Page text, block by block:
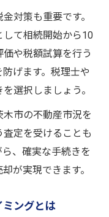
対策も重要です。
て相続開始から10
や税額試算を行う
げます。税理士や
選択しましょう。
市の不動産市況を
定を受けることも
、確実な手続きを
が実現できます。
ングとは